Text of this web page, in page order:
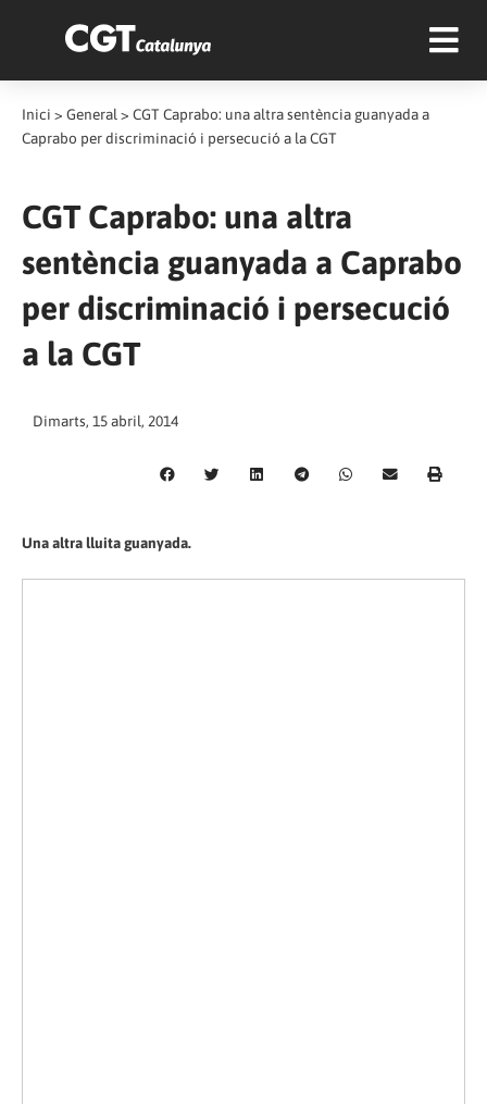
Inici > General > CGT Caprabo: una altra sentència guanyada a
Caprabo per discriminació i persecució a la CGT
CGT Caprabo: una altra
sentència guanyada a Caprabo
per discriminació i persecució
a la CGT
Dimarts, 15 abril, 2014
Una altra lluita guanyada.